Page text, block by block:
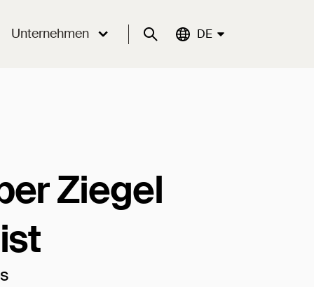
Unternehmen Suche Aktuelle Sprache:
DE
Ziegel